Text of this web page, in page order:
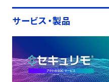
サービス・製品